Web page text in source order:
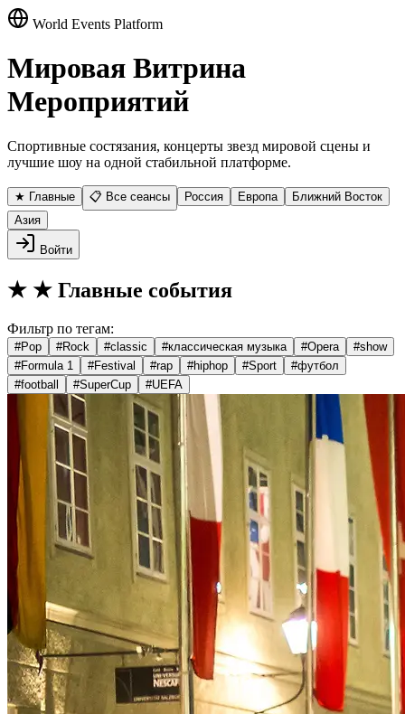
World Events Platform
Мировая Витрина
Мероприятий
Спортивные состязания, концерты звезд мировой сцены и
лучшие шоу на одной стабильной платформе.
★ Главные 📋 Все сеансы Россия Европа
Ближний Восток
Азия
Войти
★ ★ Главные события
Фильтр по тегам:
#Pop #Rock #classic #классическая музыка #Opera #show
#Formula 1 #Festival #rap #hiphop #Sport #футбол
#football #SuperCup #UEFA